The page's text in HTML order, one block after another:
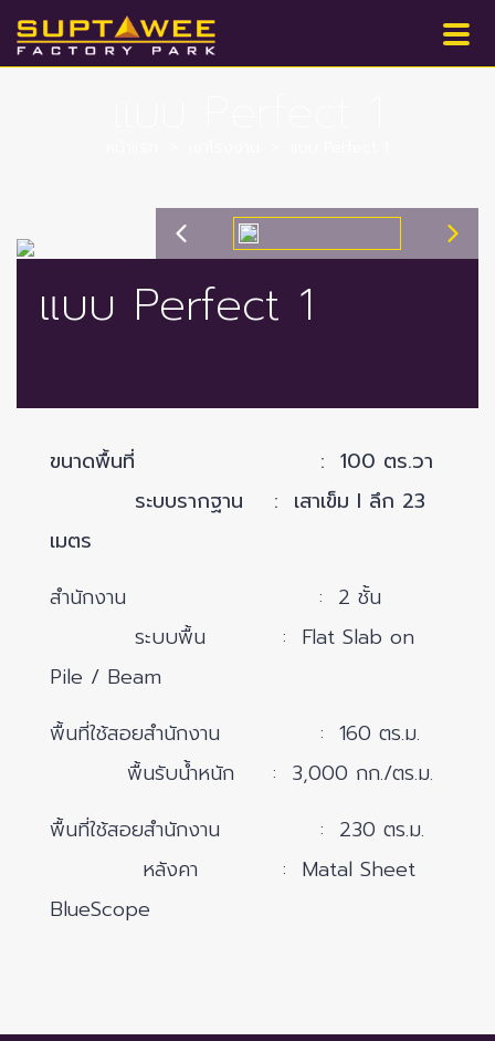
แบบ Perfect 1
ขนาดพื้นที่ : 100 ตร.วา
ระบบรากฐาน : เสาเข็ม I ลึก 23
เมตร
สำนักงาน : 2 ชั้น
ระบบพื้น : Flat Slab on
Pile / Beam
พื้นที่ใช้สอยสำนักงาน : 160 ตร.ม.
พื้นรับน้ำหนัก : 3,000 กก./ตร.ม.
พื้นที่ใช้สอยสำนักงาน : 230 ตร.ม.
หลังคา : Matal Sheet
BlueScope